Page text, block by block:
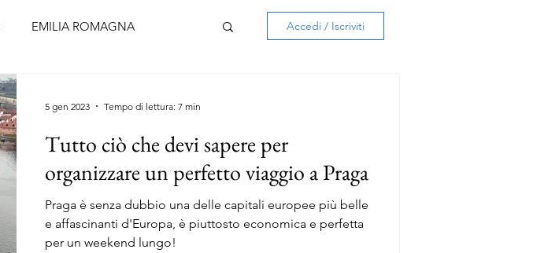
EMILIA ROMAGNA
LAZIO
FORMENTERA TENERIFE
Accedi / Iscriviti
Tutto ciò che devi sapere per
organizzare un perfetto viaggio a Praga
Praga è senza dubbio una delle capitali europee più belle
e affascinanti d'Europa, è piuttosto economica e perfetta
per un weekend lungo!
5 gen 2023 Tempo di lettura: 7 min